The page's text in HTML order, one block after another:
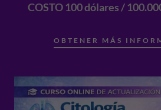
COSTO 100 dólares /
OBTENER MÁS